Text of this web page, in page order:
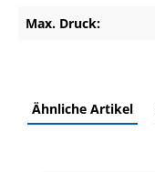
Max. Druck:
Ähnliche Artikel